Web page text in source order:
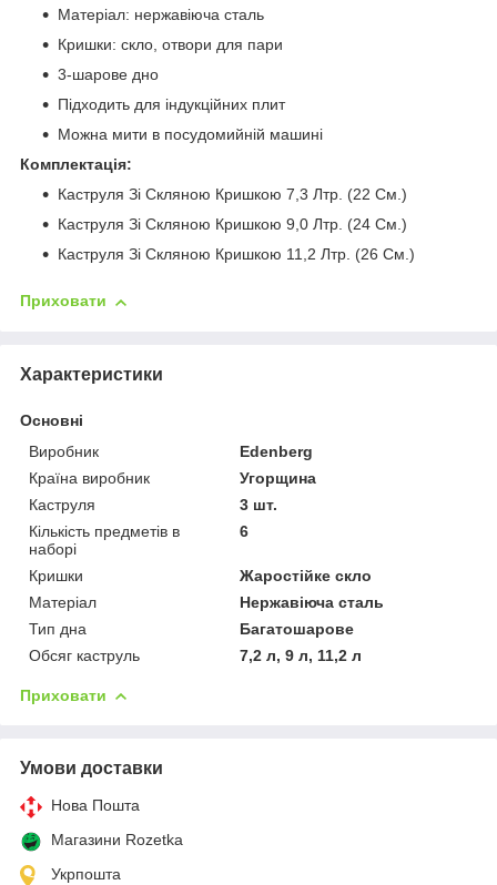
Матеріал: нержавіюча сталь
Кришки: скло, отвори для пари
3-шарове дно
Підходить для індукційних плит
Можна мити в посудомийній машині
Комплектація:
Каструля Зі Скляною Кришкою 7,3 Лтр. (22 См.)
Каструля Зі Скляною Кришкою 9,0 Лтр. (24 См.)
Каструля Зі Скляною Кришкою 11,2 Лтр. (26 См.)
Приховати
Характеристики
Основні
Виробник
Edenberg
Країна виробник
Угорщина
Каструля
3 шт.
Кількість предметів в
наборі
6
Кришки
Жаростійке скло
Матеріал
Нержавіюча сталь
Тип дна
Багатошарове
Обсяг каструль
7,2 л, 9 л, 11,2 л
Приховати
Умови доставки
Нова Пошта
Магазини Rozetka
Укрпошта